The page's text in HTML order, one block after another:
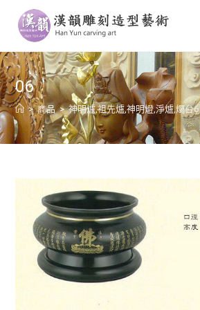
06
> 商品 > 神明爐,祖先爐,神明燈,淨爐,燭台6